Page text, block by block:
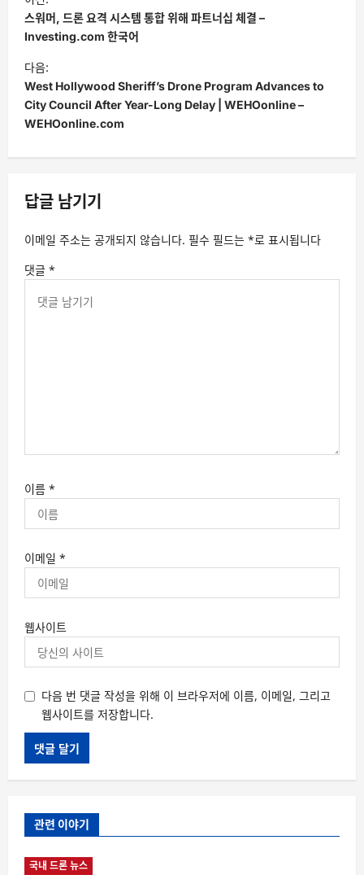
탐
색
스워머, 드론 요격 시스템 통합 위해 파트너십 체결 –
Investing.com 한국어
다음:
West Hollywood Sheriff’s Drone Program Advances to
City Council After Year-Long Delay | WEHOonline –
WEHOonline.com
답글 남기기
이메일 주소는 공개되지 않습니다. 필수 필드는 *로 표시됩니다
댓글 *
이름 *
이메일 *
웹사이트
다음 번 댓글 작성을 위해 이 브라우저에 이름, 이메일, 그리고
웹사이트를 저장합니다.
관련 이야기
국내 드론 뉴스